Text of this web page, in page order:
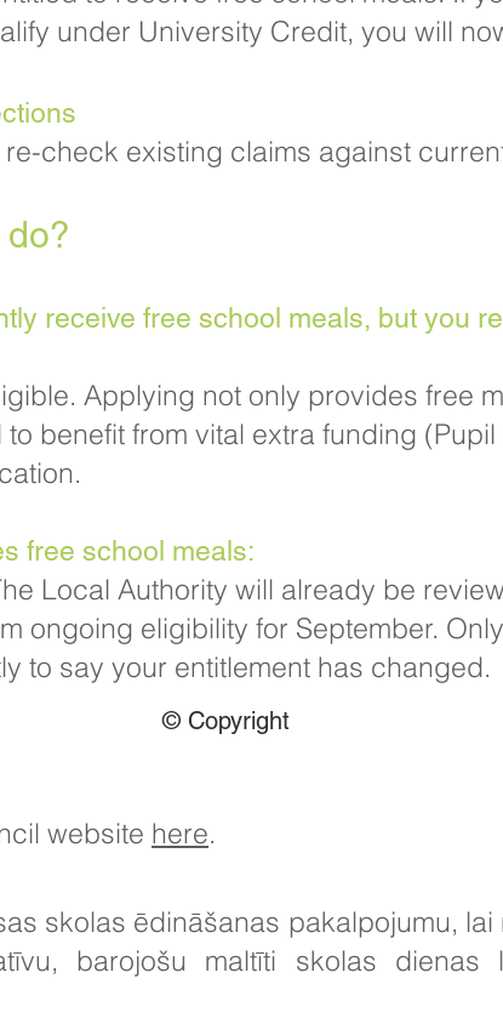
under University Credit, you will
check existing claims against
receive free school meals, but you
Applying not only provides free
benefit from vital extra funding
free school meals:
Local Authority will already be
ongoing eligibility for September.
to say your entitlement has changed.​​
website here.
© Copyright
skolas ēdināšanas pakalpojumu, lai
barojošu maltīti skolas dienas